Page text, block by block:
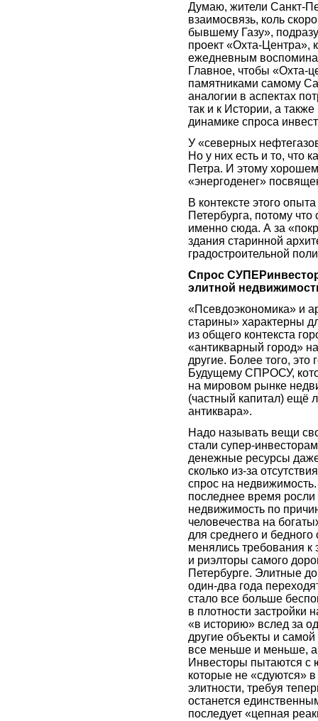
Думаю, жители Санкт-
взаимосвязь, коль
бывшему Газу»,
проект «Охта-Центра»,
ежедневным
Главное, чтобы «Охта-
памятниками самому
аналогии в аспектах
так и к Истории, а
динамике спроса
У «северных
Но у них есть и то, что
Петра. И этому
«энергоденег»
В контексте этого
Петербурга, потому
именно сюда. А за
здания старинной
градостроительной
Спрос
элитной
«Псевдоэкономика» и
старины» характерны
из общего контекста
«антикварный город»
другие. Более того,
Будущему СПРОСУ,
на мировом рынке
(частный капитал) ещё
антиквара».
Надо называть вещи
стали супер-
денежные ресурсы
сколько из-за
спрос на
последнее время
недвижимость по
человечества на
для среднего и
менялись требования
и риэлторы самого
Петербурге. Элитные
один-два года
стало все больше
в плотности застройки
«в историю» вслед за
другие объекты и самой
все меньше и меньше, а
Инвесторы пытаются с
которые не «сдуются»
элитности, требуя
останется
последует «цепная